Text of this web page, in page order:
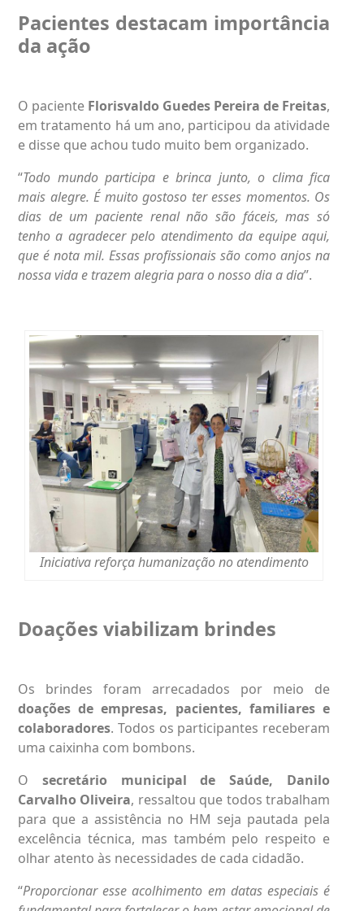
Pacientes destacam importância
da ação
O paciente Florisvaldo Guedes Pereira de Freitas,
em tratamento há um ano, participou da atividade
e disse que achou tudo muito bem organizado.
“Todo mundo participa e brinca junto, o clima fica
mais alegre. É muito gostoso ter esses momentos. Os
dias de um paciente renal não são fáceis, mas só
tenho a agradecer pelo atendimento da equipe aqui,
que é nota mil. Essas profissionais são como anjos na
nossa vida e trazem alegria para o nosso dia a dia”.
Iniciativa reforça humanização no atendimento
Doações viabilizam brindes
Os brindes foram arrecadados por meio de
doações de empresas, pacientes, familiares e
colaboradores. Todos os participantes receberam
uma caixinha com bombons.
O secretário municipal de Saúde, Danilo
Carvalho Oliveira, ressaltou que todos trabalham
para que a assistência no HM seja pautada pela
excelência técnica, mas também pelo respeito e
olhar atento às necessidades de cada cidadão.
“Proporcionar esse acolhimento em datas especiais é